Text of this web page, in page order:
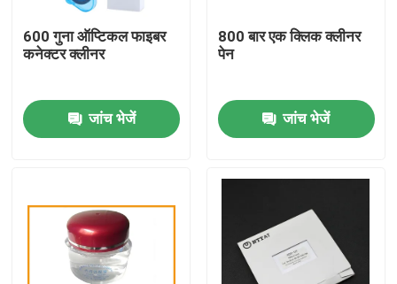
उत्पादों
हमारे बारे में
600 गुना ऑप्टिकल फाइबर
कनेक्टर क्लीनर
जांच भेजें
800 बार एक क्लिक क्लीनर
पेन
जांच भेजें